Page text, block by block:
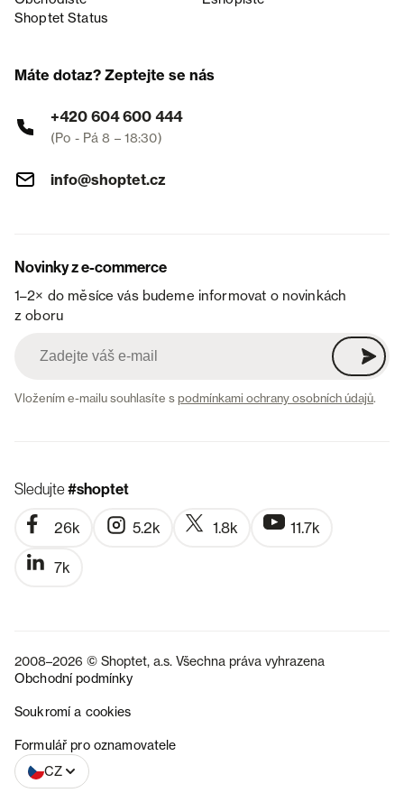
Shoptet Status
Máte dotaz? Zeptejte se nás
+420 604 600 444
(Po - Pá 8 – 18:30)
info@shoptet.cz
Novinky z e-commerce
1–2× do měsíce vás budeme informovat o novinkách
z oboru
Vložením e-mailu souhlasíte spodmínkami ochrany osobních údajů.
Sledujte#shoptet
26k 5.2k 1.8k 11.7k
7k
2008–2026 © Shoptet, a.s. Všechna práva vyhrazena
Obchodní podmínky
Soukromí a cookies
Formulář pro oznamovatele
CZ